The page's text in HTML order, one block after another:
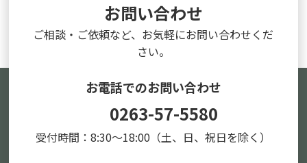
お問い合わせ
ご相談・ご依頼など、 お気軽にお問い合わせくだ
さい。
お電話でのお問い合わせ
0263-57-5580
受付時間：8:30～18:00 （土、日、祝日を除く）